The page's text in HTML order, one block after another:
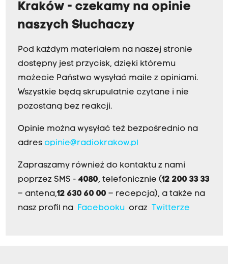
Kraków - czekamy na opinie
naszych Słuchaczy
Pod każdym materiałem na naszej stronie
dostępny jest przycisk, dzięki któremu
możecie Państwo wysyłać maile z opiniami.
Wszystkie będą skrupulatnie czytane i nie
pozostaną bez reakcji.
Opinie można wysyłać też bezpośrednio na
adres opinie@radiokrakow.pl
Zapraszamy również do kontaktu z nami
poprzez SMS - 4080, telefonicznie (12 200 33 33
– antena,12 630 60 00 – recepcja), a także na
nasz profil na Facebookuoraz Twitterze